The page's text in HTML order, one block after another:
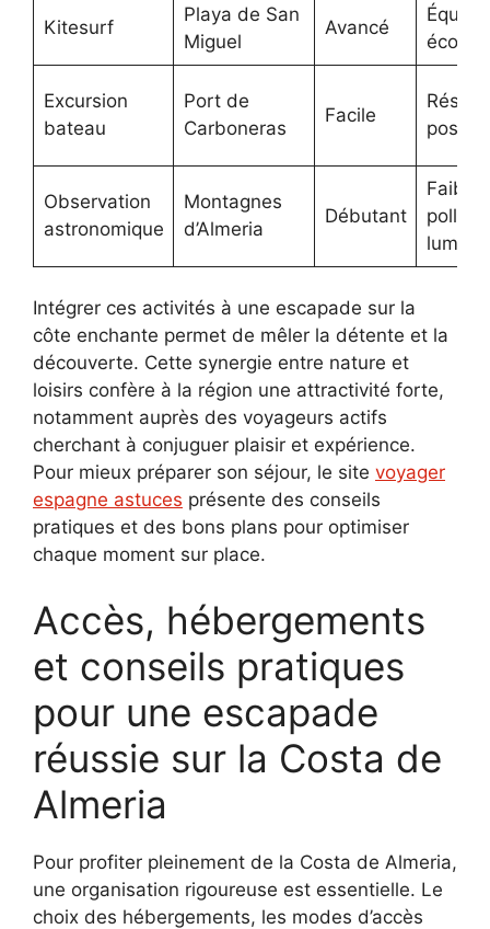
Kitesurf
Playa de San
Miguel
Avancé
écoles
Excursion
bateau
Port de
Carboneras
Facile
Observation
astronomique
Montagnes
d’Almeria
Débutant
Faible
Intégrer ces activités à une escapade sur la
côte enchante permet de mêler la détente et la
découverte. Cette synergie entre nature et
loisirs confère à la région une attractivité forte,
notamment auprès des voyageurs actifs
cherchant à conjuguer plaisir et expérience.
Pour mieux préparer son séjour, le site voyager
espagne astuces présente des conseils
pratiques et des bons plans pour optimiser
chaque moment sur place.
Accès, hébergements
et conseils pratiques
pour une escapade
réussie sur la Costa de
Almeria
Pour profiter pleinement de la Costa de Almeria,
une organisation rigoureuse est essentielle. Le
choix des hébergements, les modes d’accès